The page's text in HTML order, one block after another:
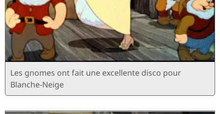
Les gnomes ont fait une excellente disco pour
Blanche-Neige